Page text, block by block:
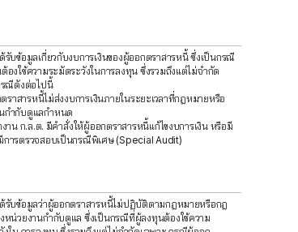
รับข้อมูลเกี่ยวกับงบการเงินของผู้ออกตราสารหนี้ ซึ่งเป็นกรณี
องใช้ความระมัดระวังในการลงทุน ซึ่งรวมถึงแต่ไม่จำกัด
รณีดังต่อไปนี้
ราสารหนี้ไม่ส่งงบการเงินภายในระยะเวลาที่กฎหมายหรือ
กำกับดูแลกำหนด
าน ก.ล.ต. มีคำสั่งให้ผู้ออกตราสารหนี้แก้ไขงบการเงิน หรือมี
การตรวจสอบเป็นกรณีพิเศษ (Special Audit)
รับข้อมูลว่าผู้ออกตราสารหนี้ไม่ปฏิบัติตามกฎหมายหรือกฎ
หน่วยงานกำกับดูแล ซึ่งเป็นกรณีที่ผู้ลงทุนต้องใช้ความ